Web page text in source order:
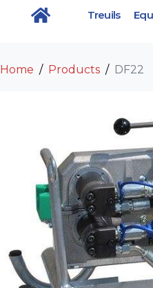
Treuils
DF22
Home Products DF22